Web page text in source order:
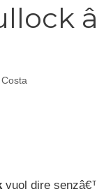
vuol dire